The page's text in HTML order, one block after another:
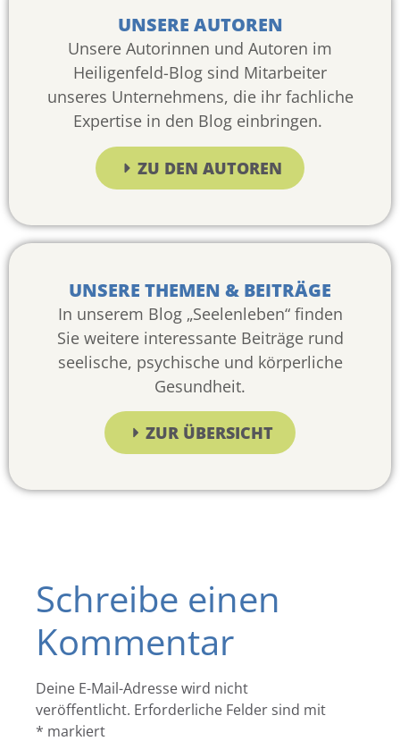
UNSERE AUTOREN
Unsere Autorinnen und Autoren im
Heiligenfeld-Blog sind Mitarbeiter
unseres Unternehmens, die ihr fachliche
Expertise in den Blog einbringen.
ZU DEN AUTOREN
UNSERE THEMEN & BEITRÄGE
In unserem Blog „Seelenleben“ finden
Sie weitere interessante Beiträge rund
seelische, psychische und körperliche
Gesundheit.
ZUR ÜBERSICHT
Schreibe einen
Kommentar
Deine E-Mail-Adresse wird nicht
veröffentlicht. Erforderliche Felder sind mit
* markiert